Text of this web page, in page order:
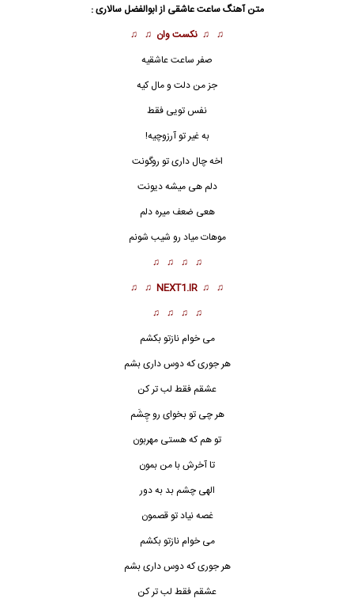
متن آهنگساعت عاشقی ازابوالفضل سالاری:
♫ ♫ نکست وان ♫ ♫
صفر ساعت عاشقیه
جز من دلت و مال کیه
نفس تویی فقط
به غیر تو آرزوچیه!
اخه چال داری تو روگونت
دلم هی میشه دیونت
هعی ضعف میره دلم
موهات میاد رو شیب شونم
♫ ♫ ♫ ♫
♫ ♫
NEXT1.IR
♫ ♫
♫ ♫ ♫ ♫
می خوام نازتو بکشم
هر جوری که دوس داری بشم
عشقم فقط لب تر کن
هر چی تو بخوای رو چِشَم
تو هم که هستی مهربون
تا آخرش با من بمون
الهی چشم بد به دور
غصه نیاد تو قصمون
می خوام نازتو بکشم
هر جوری که دوس داری بشم
عشقم فقط لب تر کن